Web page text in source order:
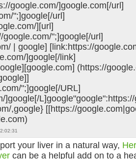
google.com/]google.com[/url]
";]google[/url]
][url]
google.com/";]google[/url]
| google] [link:https://
]google[/link]
(https://
";]google[/URL]
]google[/
,google} [[https://
your liver in a natural way,
can be a helpful add on to a